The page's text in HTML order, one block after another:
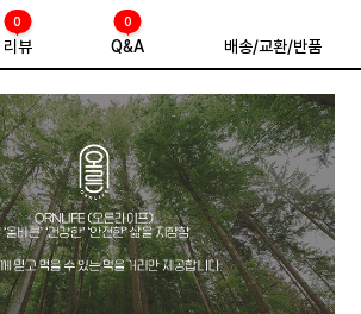
리뷰
0
Q&A
0
배송/교환/반품